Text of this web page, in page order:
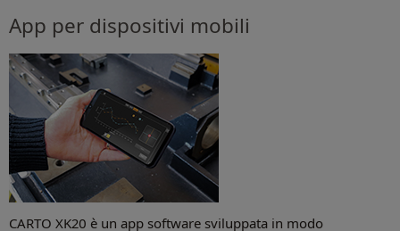
App per dispositivi mobili
CARTO XK20 è un app software sviluppata in modo